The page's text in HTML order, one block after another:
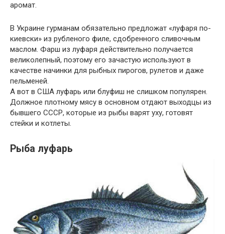
аромат.
В Украине гурманам обязательно предложат «луфаря по-
киевски» из рубленого филе, сдобренного сливочным
маслом. Фарш из луфаря действительно получается
великолепный, поэтому его зачастую используют в
качестве начинки для рыбных пирогов, рулетов и даже
пельменей.
А вот в США луфарь или блуфиш не слишком популярен.
Должное плотному мясу в основном отдают выходцы из
бывшего СССР, которые из рыбы варят уху, готовят
стейки и котлеты.
Рыба луфарь